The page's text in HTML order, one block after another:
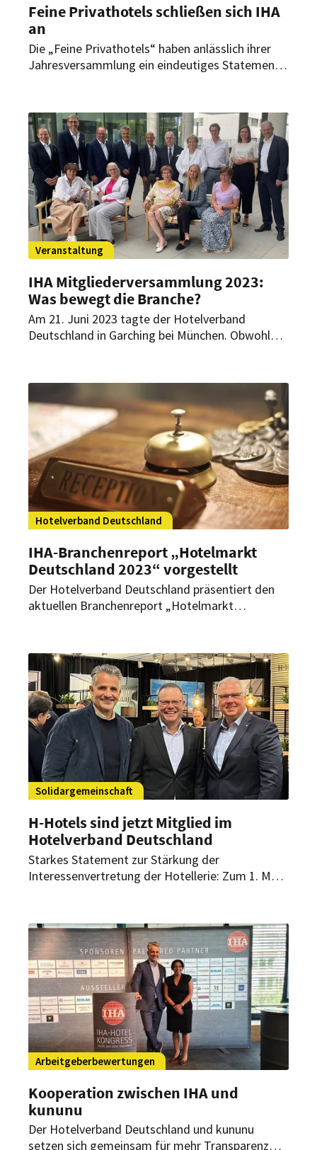
Feine Privathotels schließen sich IHA
an
Die „Feine Privathotels“ haben anlässlich ihrer
Jahresversammlung ein eindeutiges Statement
die deutschen Häuser der Kollektion dem
Hotelverband Deutschland (IHA) beigetreten.
Veranstaltung
IHA Mitgliederversammlung 2023:
Was bewegt die Branche?
Am 21. Juni 2023 tagte der Hotelverband
Deutschland in Garching bei München. Obwohl
Herausforderungen zu kämpfen.
Hotelverband Deutschland
IHA-Branchenreport „Hotelmarkt
Deutschland 2023“ vorgestellt
Der Hotelverband Deutschland präsentiert den
aktuellen Branchenreport „Hotelmarkt
gemeistert sind, blickt die Branche wieder
positiv in die Zukunft.
Solidargemeinschaft
H-Hotels sind jetzt Mitglied im
Hotelverband Deutschland
Starkes Statement zur Stärkung der
Interessenvertretung der Hotellerie: Zum 1. März
Arbeitgeberbewertungen
Kooperation zwischen IHA und
kununu
Der Hotelverband Deutschland und kununu
setzen sich gemeinsam für mehr Transparenz